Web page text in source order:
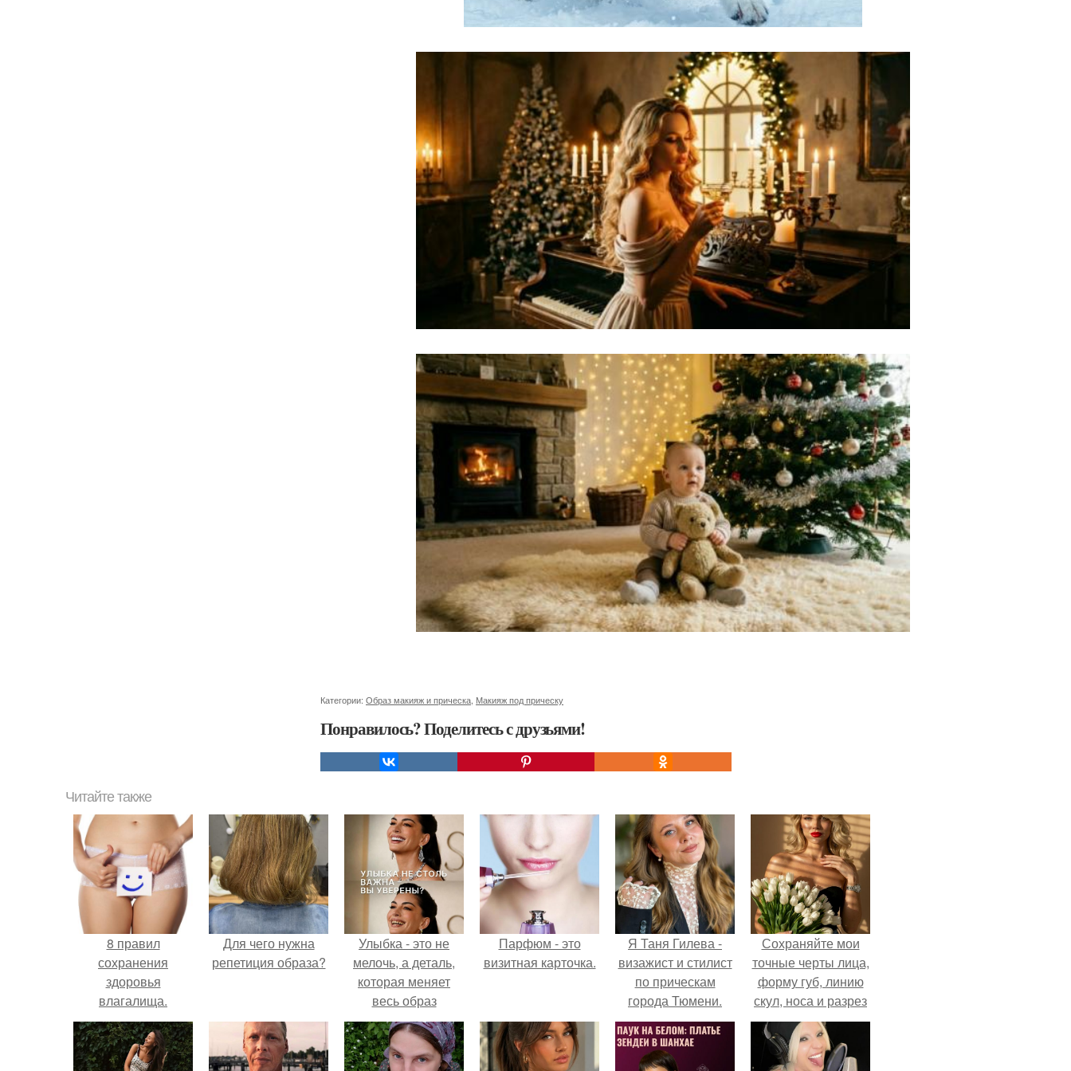
Категории: Образ макияж и прическа Макияж под прическу
Понравилось? Поделитесь с друзьями!
Читайте также
8 правил
сохранения
здоровья
влагалища.
Нормальная
микрофлора
влагалища
Для чего нужна
репетиция образа?
Улыбка - это не
мелочь, а деталь,
которая меняет
весь образ
человека.
Парфюм - это
визитная карточка.
Я Таня Гилева -
визажист и стилист
по прическам
города Тюмени.
Сохраняйте мои
точные черты лица,
форму губ, линию
скул, носа и разрез
глаз.